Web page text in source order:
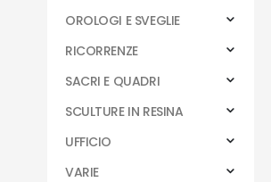
OROLOGI E SVEGLIE
RICORRENZE
SACRI E QUADRI
SCULTURE IN RESINA
UFFICIO
VARIE